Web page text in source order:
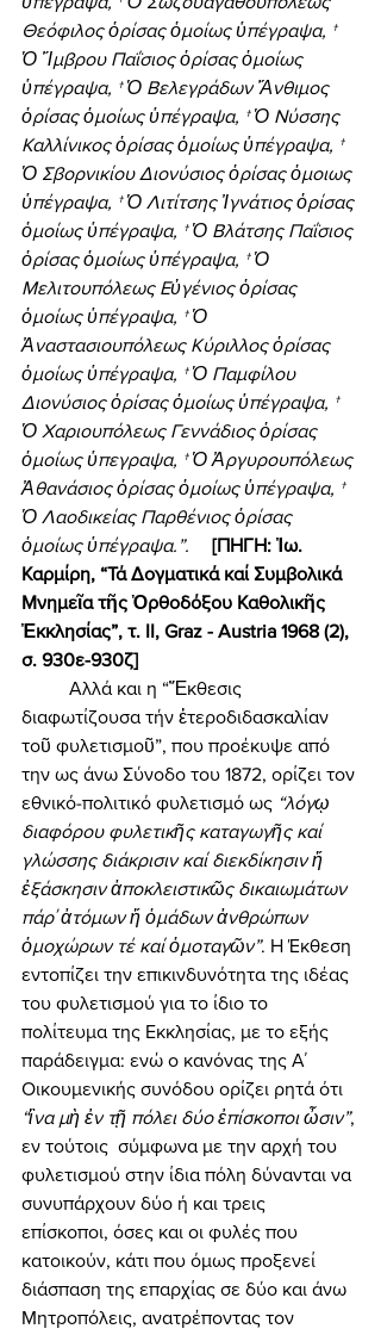
Θεόφιλος ὁρίσας ὁμοίως ὑπέγραψα, †
Ὁ Ἴμβρου Παΐσιος ὁρίσας ὁμοίως
ὑπέγραψα, † Ὁ Βελεγράδων Ἄνθιμος
ὁρίσας ὁμοίως ὑπέγραψα, † Ὁ Νύσσης
Καλλίνικος ὁρίσας ὁμοίως ὑπέγραψα, †
Ὁ Σβορνικίου Διονύσιος ὁρίσας ὁμοιως
ὑπέγραψα, † Ὁ Λιτίτσης Ἰγνάτιος ὁρίσας
ὁμοίως ὑπέγραψα, † Ὁ Βλάτσης Παΐσιος
ὁρίσας ὁμοίως ὑπέγραψα, † Ὁ
Μελιτουπόλεως Εὐγένιος ὁρίσας
ὁμοίως ὑπέγραψα, † Ὁ
Ἀναστασιουπόλεως Κύριλλος ὁρίσας
ὁμοίως ὑπέγραψα, † Ὁ Παμφίλου
Διονύσιος ὁρίσας ὁμοίως ὑπέγραψα, †
Ὁ Χαριουπόλεως Γεννάδιος ὁρίσας
ὁμοίως ὑπεγραψα, † Ὁ Ἀργυρουπόλεως
Ἀθανάσιος ὁρίσας ὁμοίως ὑπέγραψα, †
Ὁ Λαοδικείας Παρθένιος ὁρίσας
ὁμοίως ὑπέγραψα.”.
[ΠΗΓΗ: Ἰω.
Καρμίρη, “Τά Δογματικά καί Συμβολικά
Μνημεῖα τῆς Ὀρθοδόξου Καθολικῆς
Ἐκκλησίας”, τ. ΙΙ, Graz - Austria 1968 (2),
σ. 930ε-930ζ]
διαφωτίζουσα τήν ἐτεροδιδασκαλίαν
τοῦ φυλετισμοῦ”, που προέκυψε από
την ως άνω Σύνοδο του 1872, ορίζει τον
εθνικό-πολιτικό φυλετισμό ως “λόγῳ
διαφόρου φυλετικῆς καταγωγῆς καί
γλώσσης διάκρισιν καί διεκδίκησιν ἤ
ἐξάσκησιν ἀποκλειστικῶς δικαιωμάτων
πάρ΄ ἀτόμων ἤ ὁμάδων ἀνθρώπων
ὁμοχώρων τέ καί ὁμοταγῶν”. Η Έκθεση
εντοπίζει την επικινδυνότητα της ιδέας
του φυλετισμού για το ίδιο το
πολίτευμα της Εκκλησίας, με το εξής
παράδειγμα: ενώ ο κανόνας της Α΄
Οικουμενικής συνόδου ορίζει ρητά ότι
“ἳνα μὴ ἐν τῇ πόλει δύο ἐπίσκοποι ὦσιν”,
εν τούτοις  σύμφωνα με την αρχή του
φυλετισμού στην ίδια πόλη δύνανται να
συνυπάρχουν δύο ή και τρεις
επίσκοποι, όσες και οι φυλές που
κατοικούν, κάτι που όμως προξενεί
διάσπαση της επαρχίας σε δύο και άνω
Μητροπόλεις, ανατρέποντας τον